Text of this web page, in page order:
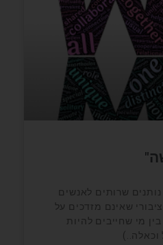
שרותים לאנשים
שאינם מזדכים על
מי שחייבים להיות
וכאלה..)